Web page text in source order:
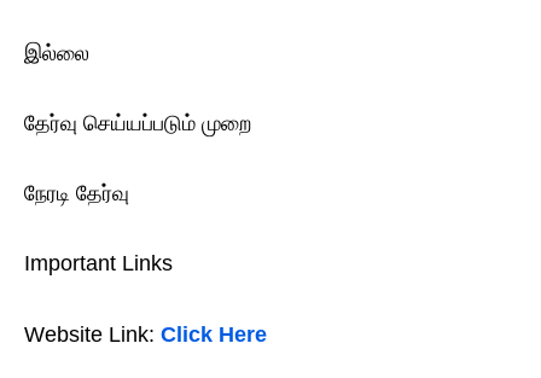
இல்லை
தேர்வு செய்யப்படும் முறை
நேரடி தேர்வு
Important Links
Website Link: Click Here